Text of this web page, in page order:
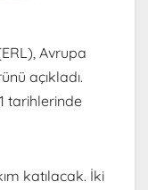
Avrupa
açıkladı.
tarihlerinde
katılacak. İki